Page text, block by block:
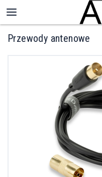
Przewody antenowe